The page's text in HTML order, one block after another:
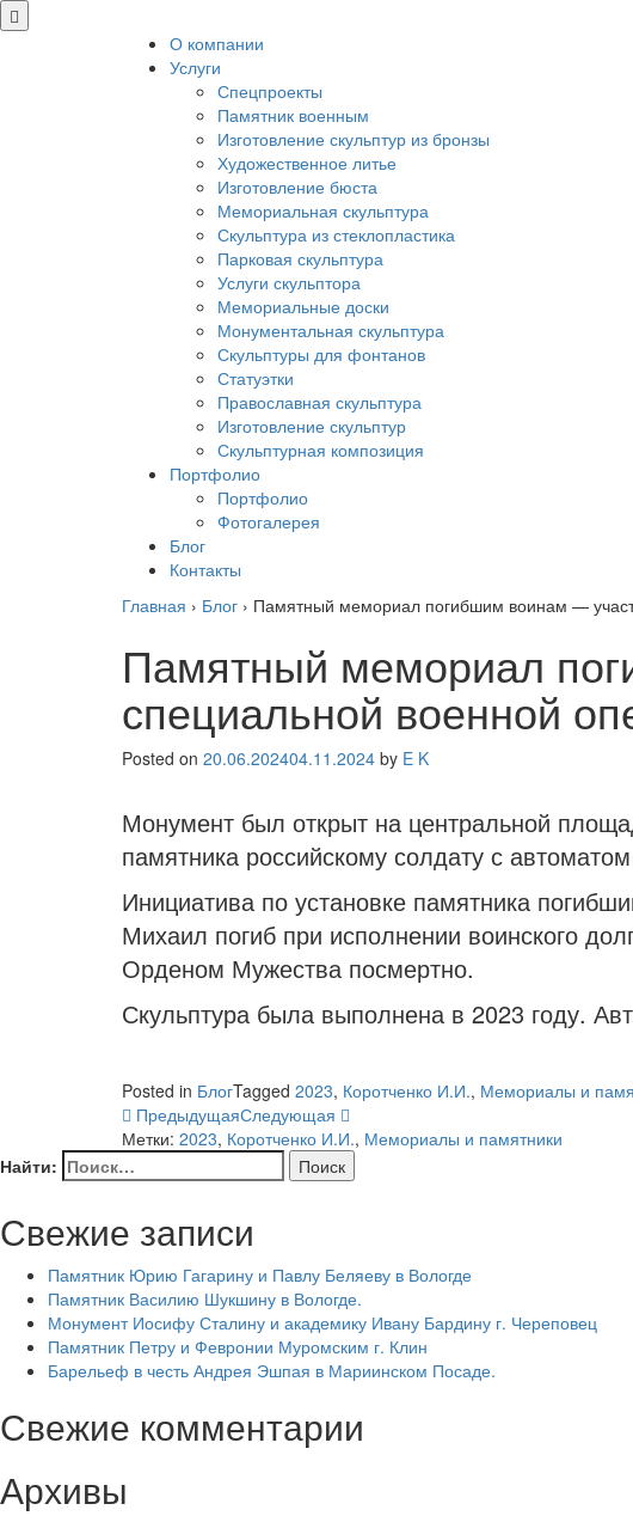
О компании
Услуги
Спецпроекты
Памятник военным
Изготовление скульптур из бронзы
Художественное литье
Изготовление бюста
Мемориальная скульптура
Скульптура из стеклопластика
Парковая скульптура
Услуги скульптора
Мемориальные доски
Монументальная скульптура
Скульптуры для фонтанов
Статуэтки
Православная скульптура
Изготовление скульптур
Скульптурная композиция
Портфолио
Портфолио
Фотогалерея
Блог
Контакты
Главная › Блог › Памятный мемориал погибшим воинам —
Памятный мемориал
специальной военной
Posted on 20.06.202404.11.2024 by E K
Монумент был открыт на центральной
памятника российскому солдату с
Инициатива по установке памятника
Михаил погиб при исполнении воинского
Орденом Мужества посмертно.
Скульптура была выполнена в 2023 году.
Posted in БлогTagged 2023, Коротченко И.И., Мемориалы и
ПредыдущаяСледующая
Метки: 2023, Коротченко И.И., Мемориалы и памятники
Найти:
Свежие записи
Памятник Юрию Гагарину и Павлу Беляеву в Вологде
Памятник Василию Шукшину в Вологде.
Монумент Иосифу Сталину и академику Ивану Бардину г. Череповец
Памятник Петру и Февронии Муромским г. Клин
Барельеф в честь Андрея Эшпая в Мариинском Посаде.
Свежие комментарии
Архивы